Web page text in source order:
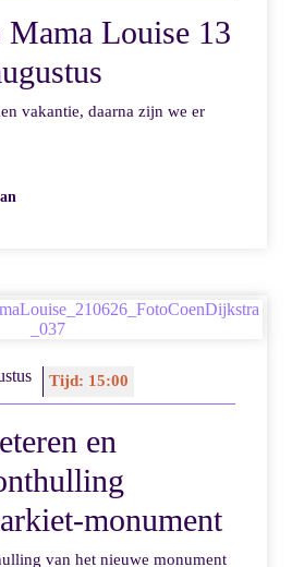
Mama Louise 13
vakantie, daarna zijn we er
Tijd: 15:00
en
monument
van het nieuwe monument